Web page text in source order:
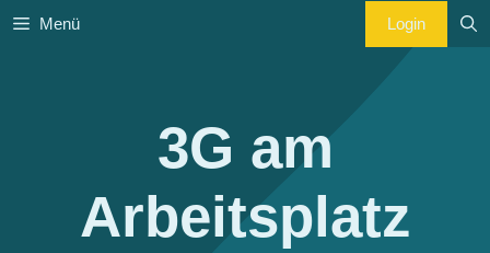
Zum
Menü Login
3G am
Arbeitsplatz